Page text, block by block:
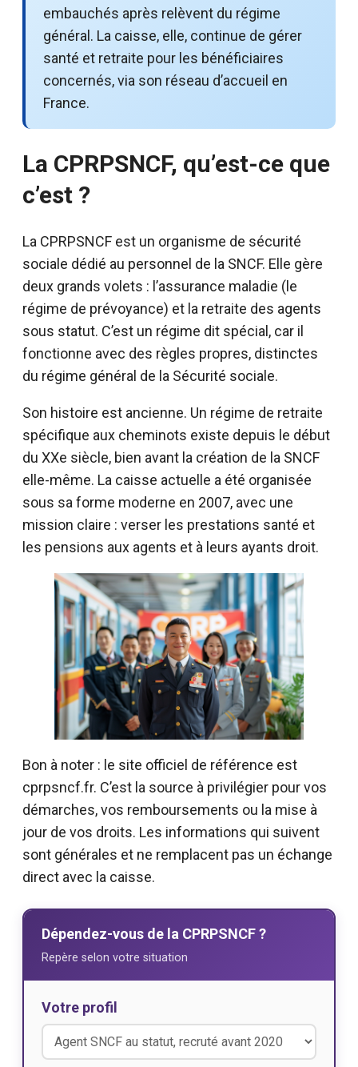
embauchés après relèvent du régime
général. La caisse, elle, continue de gérer
santé et retraite pour les bénéficiaires
concernés, via son réseau d’accueil en
France.
La CPRPSNCF, qu’est-ce que
c’est ?
La CPRPSNCF est un organisme de sécurité
sociale dédié au personnel de la SNCF. Elle gère
deux grands volets : l’assurance maladie (le
régime de prévoyance) et la retraite des agents
sous statut. C’est un régime dit spécial, car il
fonctionne avec des règles propres, distinctes
du régime général de la Sécurité sociale.
Son histoire est ancienne. Un régime de retraite
spécifique aux cheminots existe depuis le début
du XXe siècle, bien avant la création de la SNCF
elle-même. La caisse actuelle a été organisée
sous sa forme moderne en 2007, avec une
mission claire : verser les prestations santé et
les pensions aux agents et à leurs ayants droit.
Bon à noter : le site officiel de référence est
cprpsncf.fr. C’est la source à privilégier pour vos
démarches, vos remboursements ou la mise à
jour de vos droits. Les informations qui suivent
sont générales et ne remplacent pas un échange
direct avec la caisse.
Dépendez-vous de la CPRPSNCF ?
Repère selon votre situation
Votre profil